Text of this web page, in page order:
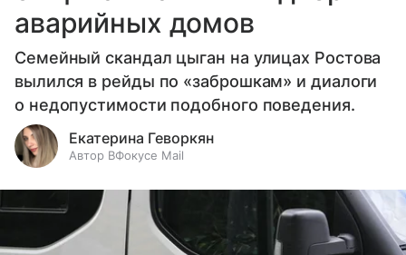
аварийных домов
Семейный скандал цыган на улицах Ростова
вылился в рейды по «заброшкам» и диалоги
о недопустимости подобного поведения.
Екатерина Геворкян
Автор ВФокусе Mail